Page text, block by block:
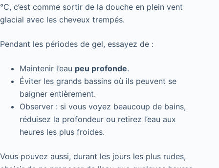
°C, c’est comme sortir de la douche en plein vent
glacial avec les cheveux trempés.
Pendant les périodes de gel, essayez de :
Maintenir l’eau peu profonde.
Éviter les grands bassins où ils peuvent se
baigner entièrement.
Observer : si vous voyez beaucoup de bains,
réduisez la profondeur ou retirez l’eau aux
heures les plus froides.
Vous pouvez aussi, durant les jours les plus rudes,